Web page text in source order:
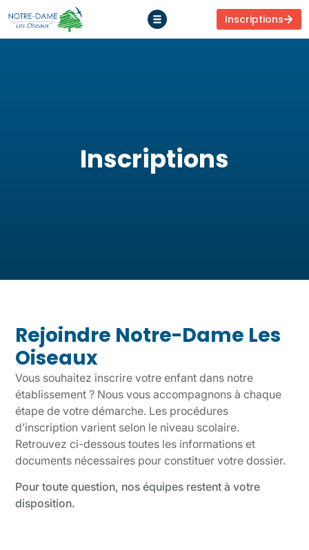
Inscriptions
Inscriptions
Rejoindre Notre-Dame Les
Oiseaux
Vous souhaitez inscrire votre enfant dans notre
établissement ? Nous vous accompagnons à chaque
étape de votre démarche. Les procédures
d’inscription varient selon le niveau scolaire.
Retrouvez ci-dessous toutes les informations et
documents nécessaires pour constituer votre dossier.
Pour toute question, nos équipes restent à votre
disposition.